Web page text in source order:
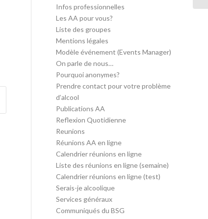
Infos professionnelles
Les AA pour vous?
Liste des groupes
Mentions légales
Modèle événement (Events Manager)
On parle de nous…
Pourquoi anonymes?
Prendre contact pour votre problème
d’alcool
Publications AA
Reflexion Quotidienne
Reunions
Réunions AA en ligne
Calendrier réunions en ligne
Liste des réunions en ligne (semaine)
Calendrier réunions en ligne (test)
Serais-je alcoolique
Services généraux
Communiqués du BSG